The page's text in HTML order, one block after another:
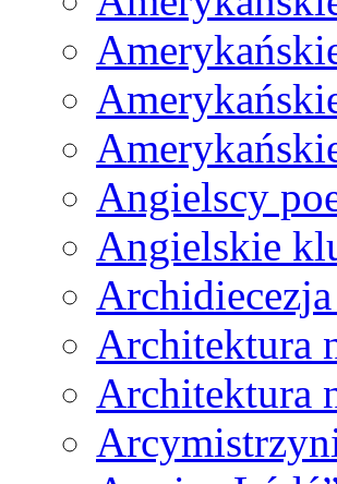
Angielscy
Angielskie
Architektura
Architektura